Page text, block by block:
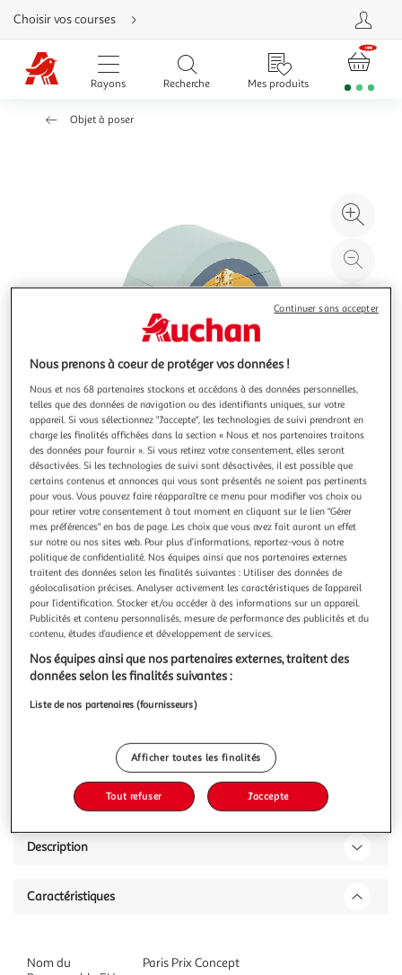
Aller
directement
au
contenu
Aller
directement
Aller
Choisir vos courses
Rayons Recherche Mes produits
Objet à poser
à
Illustration
précédente
Illustration
suivante
ATMOSPHERA KIDS
Boîte à musique enfant arc-en-ciel 20cm multicolore
Informations Techniques : Dimensions : L. 12 x l. 10 x H. 20
cm Matières : Papier & Bois (Eucalyptus) Spécificités :
Pratique & Utile Boîte à Musique Pour Enfant Design Arc-
en-Ciel Motif Imprimé Figurine Étoile Musique : Musique de
Nuit de Mozart Poids : 0,21 kg Couleur : Multicolore
En savoir +
Vendu par Paris Prix
Livr. ou retrait dès 3/4 jours
A partir de 7,99€
Plus d'options
dont 0,05€ d'éco part. mobilier.
Description
Caractéristiques
Nom du
Paris Prix Concept
Nous prenons à coeur de protéger vos données !
Nous et nos 68 partenaires stockons et accédons à des données personnelles,
telles que des données de navigation ou des identifiants uniques, sur votre
appareil. Si vous sélectionnez "J'accepte", les technologies de suivi prendront en
charge les finalités affichées dans la section « Nous et nos partenaires traitons
des données pour fournir ». Si vous retirez votre consentement, elles seront
désactivées. Si les technologies de suivi sont désactivées, il est possible que
certains contenus et annonces qui vous sont présentés ne soient pas pertinents
pour vous. Vous pouvez faire réapparaître ce menu pour modifier vos choix ou
pour retirer votre consentement à tout moment en cliquant sur le lien "Gérer
mes préférences" en bas de page. Les choix que vous avez fait auront un effet
sur notre ou nos sites web. Pour plus d’informations, reportez-vous à notre
politique de confidentialité. Nos équipes ainsi que nos partenaires externes
traitent des données selon les finalités suivantes : Utiliser des données de
géolocalisation précises. Analyser activement les caractéristiques de l’appareil
pour l’identification. Stocker et/ou accéder à des informations sur un appareil.
Publicités et contenu personnalisés, mesure de performance des publicités et du
contenu, études d’audience et développement de services.
Nos équipes ainsi que nos partenaires externes, traitent des
données selon les finalités suivantes :
Liste de nos partenaires (fournisseurs)
Afficher toutes les finalités
Tout refuser J'accepte
Continuer sans accepter